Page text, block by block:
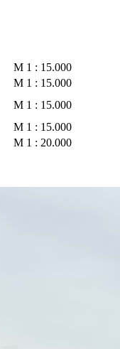
M 1 : 15.000
M 1 : 15.000
M 1 : 15.000
M 1 : 15.000
M 1 : 20.000